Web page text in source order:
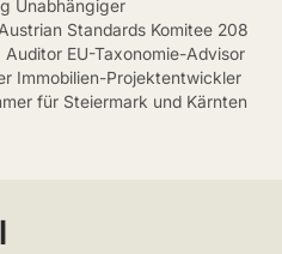
Unabhängiger
Standards Komitee 208
EU-Taxonomie-Advisor
Immobilien-Projektentwickler
für Steiermark und Kärnten